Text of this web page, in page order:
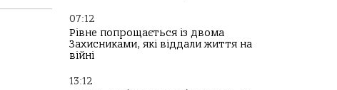
07:12
Рівне попрощається із двома
Захисниками, які віддали життя на
війні
13:12